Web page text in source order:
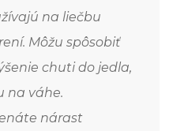
na liečbu
Môžu spôsobiť
chuti do jedla,
na váhe.
nárast